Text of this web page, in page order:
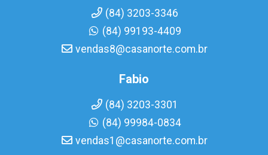
(84) 3203-3346
(84) 99193-4409
vendas8@casanorte.com.br
Fabio
(84) 3203-3301
(84) 99984-0834
vendas1@casanorte.com.br